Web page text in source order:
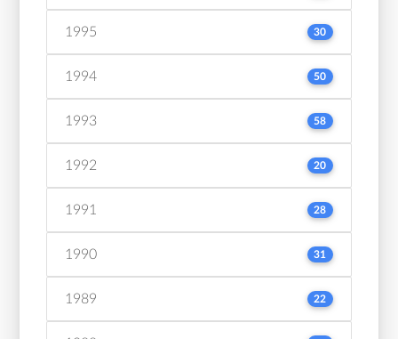
1995 30
1994 50
1993 58
1992 20
1991 28
1990 31
1989 22